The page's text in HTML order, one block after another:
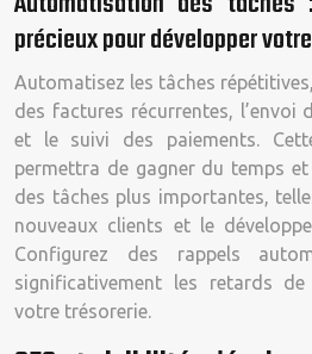
précieux pour développer
Automatisez les tâches
des factures récurrentes, l’envoi
et le suivi des paiements.
permettra de gagner du temps
des tâches plus importantes,
nouveaux clients et le
Configurez des rappels
significativement les retards
votre trésorerie.